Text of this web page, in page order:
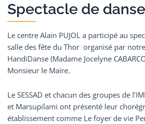
Spectacle de danse
Le centre Alain PUJOL a participé au
salle des fête du Thor organisé par
HandiDanse (Madame Jocelyne
Monsieur le Maire.
Le SESSAD et chacun des groupes de
et Marsupilami ont présenté leur
établissement comme Le foyer de vie